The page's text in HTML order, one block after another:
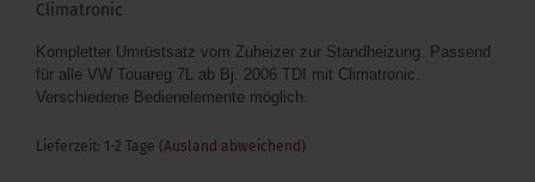
Climatronic
Kompletter Umrüstsatz vom Zuheizer zur Standheizung. Passend
für alle VW Touareg 7L ab Bj. 2006 TDI mit Climatronic.
Verschiedene Bedienelemente möglich.
Lieferzeit: 1-2 Tage (Ausland abweichend)